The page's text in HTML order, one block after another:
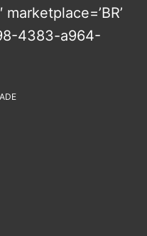
4383-a964-